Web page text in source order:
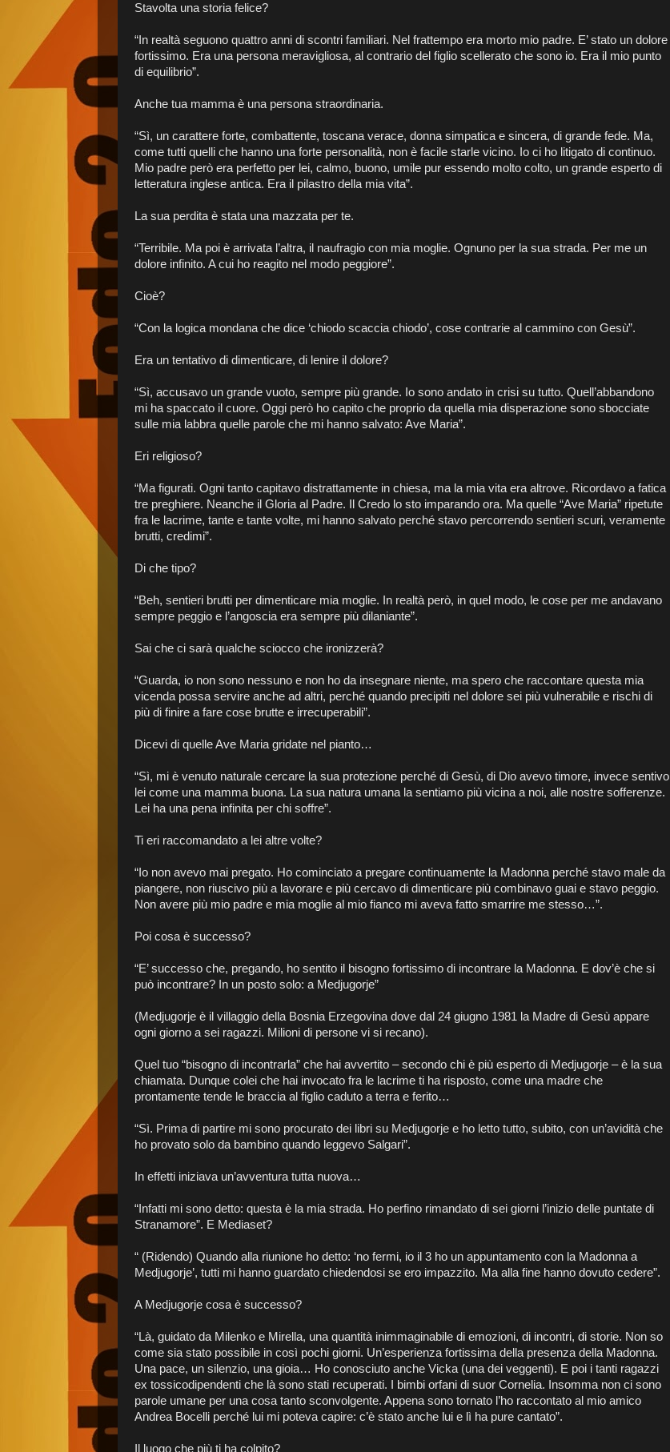
Stavolta una storia felice?
“In realtà seguono quattro anni di scontri familiari. Nel frattempo era morto mio padre. E’ stato un dolore
fortissimo. Era una persona meravigliosa, al contrario del figlio scellerato che sono io. Era il mio punto
di equilibrio”.
Anche tua mamma è una persona straordinaria.
“Sì, un carattere forte, combattente, toscana verace, donna simpatica e sincera, di grande fede. Ma,
come tutti quelli che hanno una forte personalità, non è facile starle vicino. Io ci ho litigato di continuo.
Mio padre però era perfetto per lei, calmo, buono, umile pur essendo molto colto, un grande esperto di
letteratura inglese antica. Era il pilastro della mia vita”.
La sua perdita è stata una mazzata per te.
“Terribile. Ma poi è arrivata l’altra, il naufragio con mia moglie. Ognuno per la sua strada. Per me un
dolore infinito. A cui ho reagito nel modo peggiore”.
Cioè?
“Con la logica mondana che dice ‘chiodo scaccia chiodo’, cose contrarie al cammino con Gesù”.
Era un tentativo di dimenticare, di lenire il dolore?
“Sì, accusavo un grande vuoto, sempre più grande. Io sono andato in crisi su tutto. Quell’abbandono
mi ha spaccato il cuore. Oggi però ho capito che proprio da quella mia disperazione sono sbocciate
sulle mia labbra quelle parole che mi hanno salvato: Ave Maria”.
Eri religioso?
“Ma figurati. Ogni tanto capitavo distrattamente in chiesa, ma la mia vita era altrove. Ricordavo a fatica
tre preghiere. Neanche il Gloria al Padre. Il Credo lo sto imparando ora. Ma quelle “Ave Maria” ripetute
fra le lacrime, tante e tante volte, mi hanno salvato perché stavo percorrendo sentieri scuri, veramente
brutti, credimi”.
Di che tipo?
“Beh, sentieri brutti per dimenticare mia moglie. In realtà però, in quel modo, le cose per me andavano
sempre peggio e l’angoscia era sempre più dilaniante”.
Sai che ci sarà qualche sciocco che ironizzerà?
“Guarda, io non sono nessuno e non ho da insegnare niente, ma spero che raccontare questa mia
vicenda possa servire anche ad altri, perché quando precipiti nel dolore sei più vulnerabile e rischi di
più di finire a fare cose brutte e irrecuperabili”.
Dicevi di quelle Ave Maria gridate nel pianto…
“Sì, mi è venuto naturale cercare la sua protezione perché di Gesù, di Dio avevo timore, invece sentivo
lei come una mamma buona. La sua natura umana la sentiamo più vicina a noi, alle nostre sofferenze.
Lei ha una pena infinita per chi soffre”.
Ti eri raccomandato a lei altre volte?
“Io non avevo mai pregato. Ho cominciato a pregare continuamente la Madonna perché stavo male da
piangere, non riuscivo più a lavorare e più cercavo di dimenticare più combinavo guai e stavo peggio.
Non avere più mio padre e mia moglie al mio fianco mi aveva fatto smarrire me stesso…”.
Poi cosa è successo?
“E’ successo che, pregando, ho sentito il bisogno fortissimo di incontrare la Madonna. E dov’è che si
può incontrare? In un posto solo: a Medjugorje”
(Medjugorje è il villaggio della Bosnia Erzegovina dove dal 24 giugno 1981 la Madre di Gesù appare
ogni giorno a sei ragazzi. Milioni di persone vi si recano).
Quel tuo “bisogno di incontrarla” che hai avvertito – secondo chi è più esperto di Medjugorje – è la sua
chiamata. Dunque colei che hai invocato fra le lacrime ti ha risposto, come una madre che
prontamente tende le braccia al figlio caduto a terra e ferito…
“Sì. Prima di partire mi sono procurato dei libri su Medjugorje e ho letto tutto, subito, con un’avidità che
ho provato solo da bambino quando leggevo Salgari”.
In effetti iniziava un’avventura tutta nuova…
“Infatti mi sono detto: questa è la mia strada. Ho perfino rimandato di sei giorni l’inizio delle puntate di
Stranamore”. E Mediaset?
“ (Ridendo) Quando alla riunione ho detto: ‘no fermi, io il 3 ho un appuntamento con la Madonna a
Medjugorje’, tutti mi hanno guardato chiedendosi se ero impazzito. Ma alla fine hanno dovuto cedere”.
A Medjugorje cosa è successo?
“Là, guidato da Milenko e Mirella, una quantità inimmaginabile di emozioni, di incontri, di storie. Non so
come sia stato possibile in così pochi giorni. Un’esperienza fortissima della presenza della Madonna.
Una pace, un silenzio, una gioia… Ho conosciuto anche Vicka (una dei veggenti). E poi i tanti ragazzi
ex tossicodipendenti che là sono stati recuperati. I bimbi orfani di suor Cornelia. Insomma non ci sono
parole umane per una cosa tanto sconvolgente. Appena sono tornato l’ho raccontato al mio amico
Andrea Bocelli perché lui mi poteva capire: c’è stato anche lui e lì ha pure cantato”.
Il luogo che più ti ha colpito?